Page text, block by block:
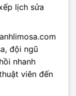
lịch sửa
đội ngũ
nhanh
viên đến